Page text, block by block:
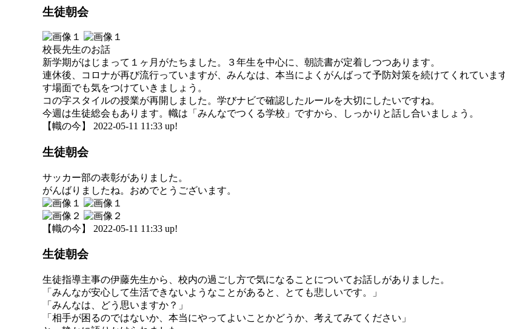
生徒朝会
校長先生のお話
新学期がはじまって１ヶ月がたちました。３年生を中心に、朝読書が定着しつつあります。
連休後、コロナが再び流行っていますが、みんなは、本当によくがんばって予防対策を続けてくれていま
す場面でも気をつけていきましょう。
コの字スタイルの授業が再開しました。学びナビで確認したルールを大切にしたいですね。
今週は生徒総会もあります。幟は「みんなでつくる学校」ですから、しっかりと話し合いましょう。
【幟の今】 2022-05-11 11:33 up!
生徒朝会
サッカー部の表彰がありました。
がんばりましたね。おめでとうございます。
【幟の今】 2022-05-11 11:33 up!
生徒朝会
生徒指導主事の伊藤先生から、校内の過ごし方で気になることについてお話しがありました。
「みんなが安心して生活できないようなことがあると、とても悲しいです。」
「みんなは、どう思いますか？」
「相手が困るのではないか、本当にやってよいことかどうか、考えてみてください」